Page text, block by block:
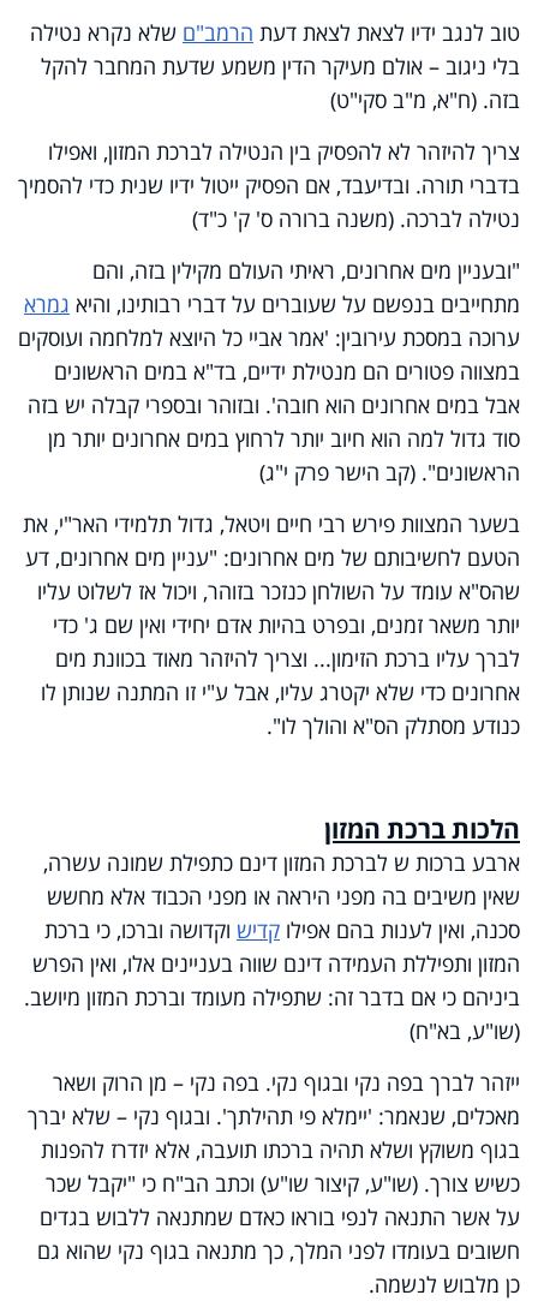
טוב לנגב ידיו לצאת לצאת דעת הרמב"ם שלא נקרא נטילה
בלי ניגוב – אולם מעיקר הדין משמע שדעת המחבר להקל
בזה. (ח"א, מ"ב סקי"ט)
צריך להיזהר לא להפסיק בין הנטילה לברכת המזון, ואפילו
בדברי תורה. ובדיעבד, אם הפסיק ייטול ידיו שנית כדי להסמיך
נטילה לברכה. (משנה ברורה ס' ק' כ"ד)
"ובעניין מים אחרונים, ראיתי העולם מקילין בזה, והם
מתחייבים בנפשם על שעוברים על דברי רבותינו, והיא גמרא
ערוכה במסכת עירובין: 'אמר אביי כל היוצא למלחמה ועוסקים
במצווה פטורים הם מנטילת ידיים, בד"א במים הראשונים
אבל במים אחרונים הוא חובה'. ובזוהר ובספרי קבלה יש בזה
סוד גדול למה הוא חיוב יותר לרחוץ במים אחרונים יותר מן
הראשונים". (קב הישר פרק י"ג)
בשער המצוות פירש רבי חיים ויטאל, גדול תלמידי האר"י, את
הטעם לחשיבותם של מים אחרונים: "עניין מים אחרונים, דע
שהס"א עומד על השולחן כנזכר בזוהר, ויכול אז לשלוט עליו
יותר משאר זמנים, ובפרט בהיות אדם יחידי ואין שם ג' כדי
לברך עליו ברכת הזימון... וצריך להיזהר מאוד בכוונת מים
אחרונים כדי שלא יקטרג עליו, אבל ע"י זו המתנה שנותן לו
כנודע מסתלק הס"א והולך לו".
הלכות ברכת המזון
ארבע ברכות ש לברכת המזון דינם כתפילת שמונה עשרה,
שאין משיבים בה מפני היראה או מפני הכבוד אלא מחשש
סכנה, ואין לענות בהם אפילו קדיש וקדושה וברכו, כי ברכת
המזון ותפיללת העמידה דינם שווה בעניינים אלו, ואין הפרש
ביניהם כי אם בדבר זה: שתפילה מעומד וברכת המזון מיושב.
(שו"ע, בא"ח)
ייזהר לברך בפה נקי ובגוף נקי. בפה נקי – מן הרוק ושאר
מאכלים, שנאמר: 'יימלא פי תהילתך'. ובגוף נקי – שלא יברך
בגוף משוקץ ושלא תהיה ברכתו תועבה, אלא יזדרז להפנות
כשיש צורך. (שו"ע, קיצור שו"ע) וכתב הב"ח כי "יקבל שכר
על אשר התנאה לנפי בוראו כאדם שמתנאה ללבוש בגדים
חשובים בעומדו לפני המלך, כך מתנאה בגוף נקי שהוא גם
כן מלבוש לנשמה.